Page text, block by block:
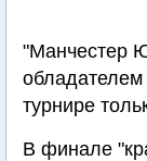
"Манчестер
турнире
В финале